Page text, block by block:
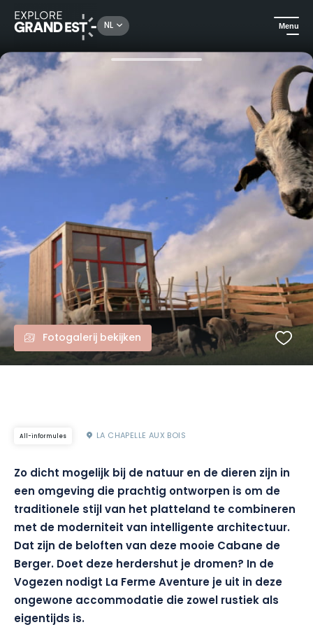
NL Menu
Kijk je ogen uit in de Grand Est La Ferme Aventure - De herdershut
Fotogalerij bekijken
All-informules LA CHAPELLE AUX BOIS
Zo dicht mogelijk bij de natuur en de dieren zijn in
een omgeving die prachtig ontworpen is om de
traditionele stijl van het platteland te combineren
met de moderniteit van intelligente architectuur.
Dat zijn de beloften van deze mooie Cabane de
Berger. Doet deze herdershut je dromen? In de
Vogezen nodigt La Ferme Aventure je uit in deze
ongewone accommodatie die zowel rustiek als
eigentijds is.